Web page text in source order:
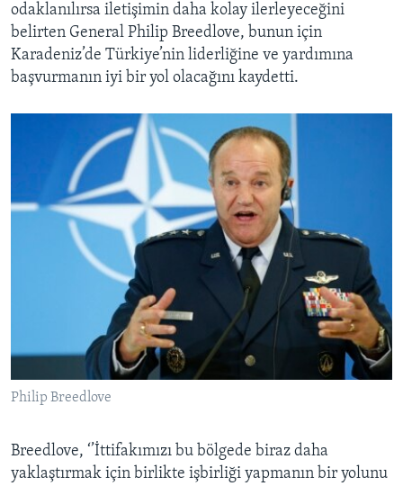
odaklanılırsa iletişimin daha kolay ilerleyeceğini
belirten General Philip Breedlove, bunun için
Karadeniz’de Türkiye’nin liderliğine ve yardımına
başvurmanın iyi bir yol olacağını kaydetti.
Philip Breedlove
Breedlove, ‘’İttifakımızı bu bölgede biraz daha
yaklaştırmak için birlikte işbirliği yapmanın bir yolunu